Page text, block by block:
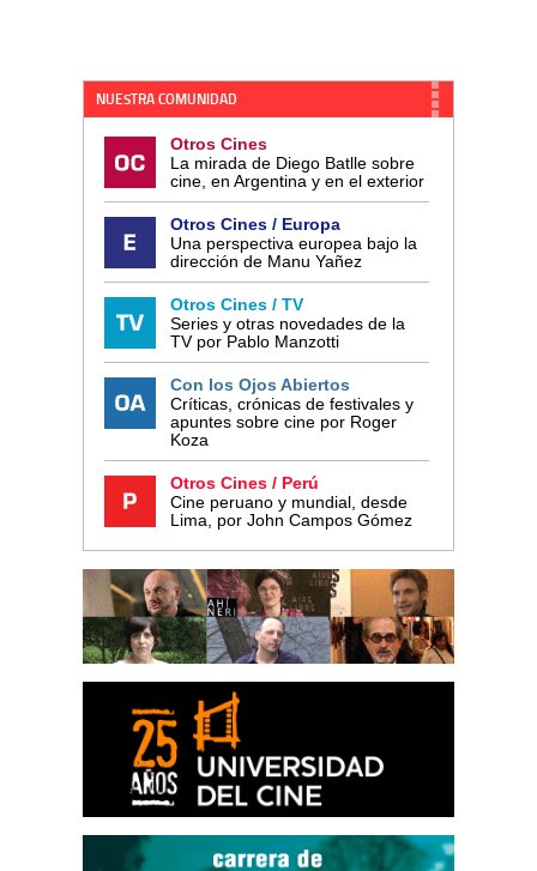
NUESTRA COMUNIDAD
Otros Cines
La mirada de Diego Batlle sobre
cine, en Argentina y en el exterior
Otros Cines / Europa
Una perspectiva europea bajo la
dirección de Manu Yañez
Otros Cines / TV
Series y otras novedades de la
TV por Pablo Manzotti
Con los Ojos Abiertos
Críticas, crónicas de festivales y
apuntes sobre cine por Roger
Koza
Otros Cines / Perú
Cine peruano y mundial, desde
Lima, por John Campos Gómez